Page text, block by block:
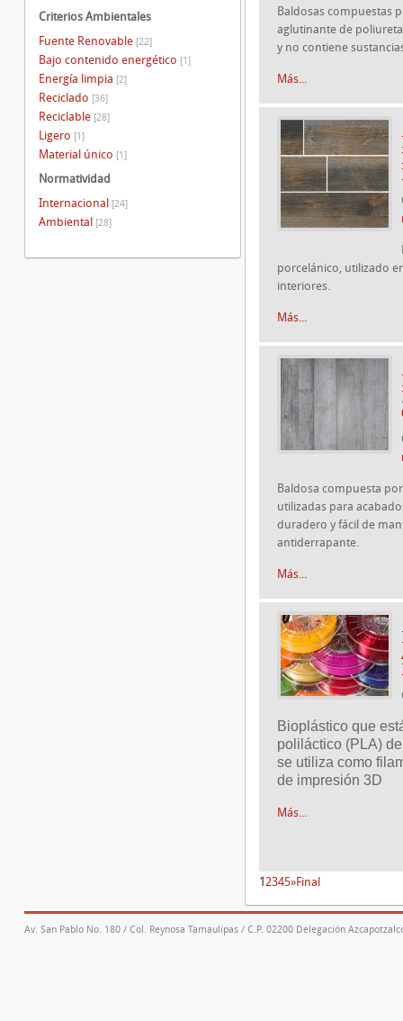
Baldosas compuestas
aglutinante de
y no contiene
Más...
porcelánico, utilizado
interiores.
Más...
Baldosa compuesta
utilizadas para
duradero y fácil de
antiderrapante.
Más...
Bioplástico que
poliláctico (PLA)
se utiliza como
de impresión 3D
Más...
1 2345»Final
Criterios Ambientales
Fuente Renovable [22]
Bajo contenido energético [1]
Energía limpia [2]
Reciclado [36]
Reciclable [28]
Ligero [1]
Material único [1]
Normatividad
Internacional [24]
Ambiental [28]
Av. San Pablo No. 180 / Col. Reynosa Tamaulipas / C.P. 02200 Delegación